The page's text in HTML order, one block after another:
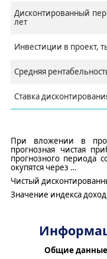
Дисконтированный
лет
Инвестиции в проект,
Средняя
Ставка
При вложении в
прогнозная чистая
прогнозного периода
окупятся через …
Чистый
Значение индекса
Общие